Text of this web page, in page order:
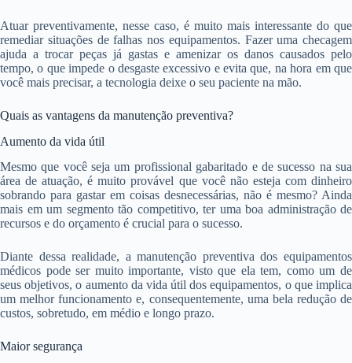
Atuar preventivamente, nesse caso, é muito mais interessante do que
remediar situações de falhas nos equipamentos. Fazer uma checagem
ajuda a trocar peças já gastas e amenizar os danos causados pelo
tempo, o que impede o desgaste excessivo e evita que, na hora em que
você mais precisar, a tecnologia deixe o seu paciente na mão.
Quais as vantagens da manutenção preventiva?
Aumento da vida útil
Mesmo que você seja um profissional gabaritado e de sucesso na sua
área de atuação, é muito provável que você não esteja com dinheiro
sobrando para gastar em coisas desnecessárias, não é mesmo? Ainda
mais em um segmento tão competitivo, ter uma boa administração de
recursos e do orçamento é crucial para o sucesso.
Diante dessa realidade, a manutenção preventiva dos equipamentos
médicos pode ser muito importante, visto que ela tem, como um de
seus objetivos, o aumento da vida útil dos equipamentos, o que implica
um melhor funcionamento e, consequentemente, uma bela redução de
custos, sobretudo, em médio e longo prazo.
Maior segurança